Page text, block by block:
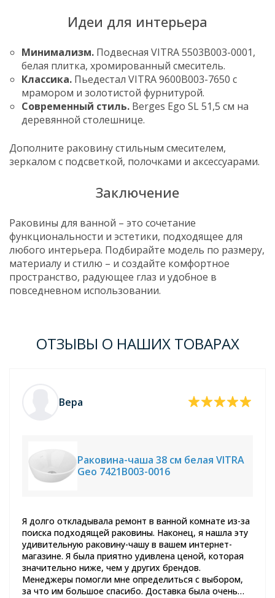
Идеи для интерьера
Минимализм. Подвесная VITRA 5503B003-0001,
белая плитка, хромированный смеситель.
Классика. Пьедестал VITRA 9600B003-7650 с
мрамором и золотистой фурнитурой.
Современный стиль. Berges Ego SL 51,5 см на
деревянной столешнице.
Дополните раковину стильным смесителем,
зеркалом с подсветкой, полочками и аксессуарами.
Заключение
Раковины для ванной – это сочетание
функциональности и эстетики, подходящее для
любого интерьера. Подбирайте модель по размеру,
материалу и стилю – и создайте комфортное
пространство, радующее глаз и удобное в
повседневном использовании.
ОТЗЫВЫ О НАШИХ ТОВАРАХ
Вера
Раковина-чаша 38 см белая VITRA
Geo 7421B003-0016
Я долго откладывала ремонт в ванной комнате из-за
поиска подходящей раковины. Наконец, я нашла эту
удивительную раковину-чашу в вашем интернет-
магазине. Я была приятно удивлена ценой, которая
значительно ниже, чем у других брендов.
Менеджеры помогли мне определиться с выбором,
за что им большое спасибо. Доставка была очень